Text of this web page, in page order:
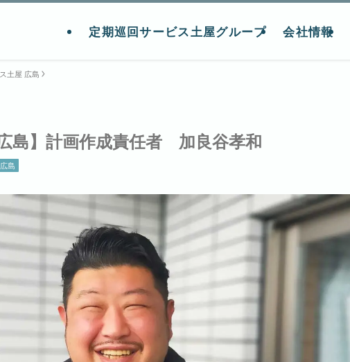
定期巡回サービス土屋グループ 会社情報
土屋 広島
島】計画作成責任者 加良谷孝和
島